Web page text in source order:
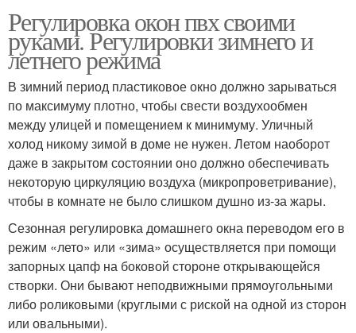
Регулировка окон пвх своими
руками. Регулировки зимнего и
летнего режима
В зимний период пластиковое окно должно зарываться
по максимуму плотно, чтобы свести воздухообмен
между улицей и помещением к минимуму. Уличный
холод никому зимой в доме не нужен. Летом наоборот
даже в закрытом состоянии оно должно обеспечивать
некоторую циркуляцию воздуха (микропроветривание),
чтобы в комнате не было слишком душно из-за жары.
Сезонная регулировка домашнего окна переводом его в
режим «лето» или «зима» осуществляется при помощи
запорных цапф на боковой стороне открывающейся
створки. Они бывают неподвижными прямоугольными
либо роликовыми (круглыми с риской на одной из сторон
или овальными).